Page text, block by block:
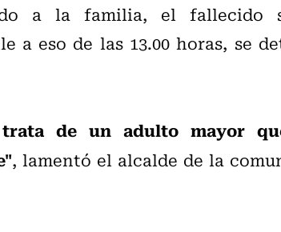
a la familia, el fallecido
a eso de las 13.00 horas, se
de un adulto mayor
, lamentó el alcalde de la